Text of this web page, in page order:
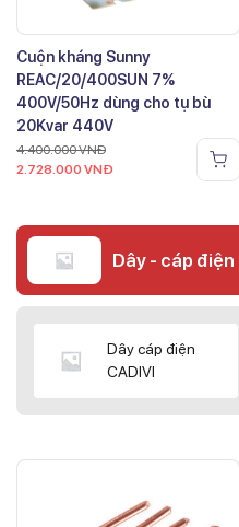
Cuộn kháng Sunny
REAC/20/400SUN 7%
400V/50Hz dùng cho tụ bù
20Kvar 440V
4.400.000VNĐ
2.728.000 VNĐ
Dây - cáp điện
Dây cáp điện
CADIVI